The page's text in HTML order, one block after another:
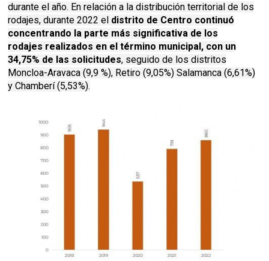
durante el año. En relación a la distribución territorial de los
rodajes, durante 2022 el distrito de Centro continuó
concentrando la parte más significativa de los
rodajes realizados en el término municipal, con un
34,75% de las solicitudes, seguido de los distritos
Moncloa-Aravaca (9,9 %), Retiro (9,05%) Salamanca (6,61%)
y Chamberí (5,53%).